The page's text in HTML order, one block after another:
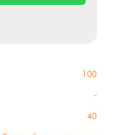
100
-
40